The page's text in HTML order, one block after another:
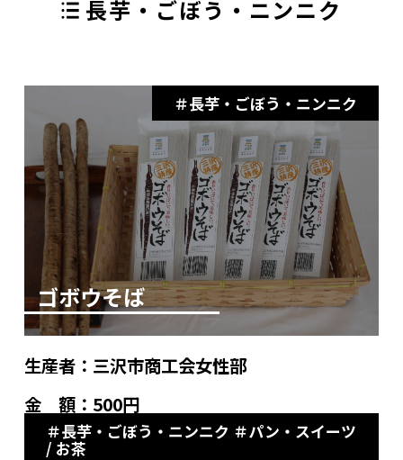
長芋・ごぼう・ニンニク
長芋・ごぼう・ニンニク
ゴボウそば
生産者： 三沢市商工会女性部
金 額： 500円
長芋・ごぼう・ニンニク パン・スイーツ
/ お茶